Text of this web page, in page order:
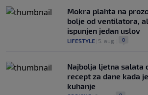
Mokra plahta na
bolje od ventilatora,
ispunjen jedan uslov
LIFESTYLE 5. aug. 0
Najbolja ljetna salata
recept za dane kada
kuhanje